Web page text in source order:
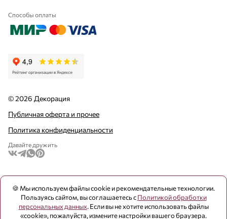
Способы оплаты
© 2026 Декорация
Публичная оферта и прочее
Политика конфиденциальности
Давайте дружить
🍪 Мы используем файлы cookie и рекомендательные технологии.
Пользуясь сайтом, вы соглашаетесь сПолитикой обработки
персональных данных. Если вы не хотите использовать файлы
«cookie», пожалуйста, измените настройки вашего браузера.